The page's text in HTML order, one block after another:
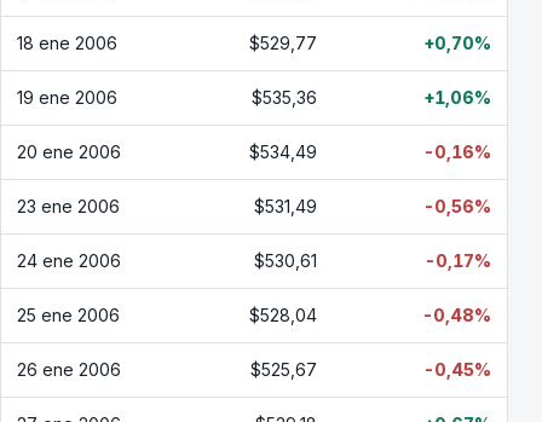
18 ene 2006 $529,77 +0,70%
19 ene 2006 $535,36 +1,06%
20 ene 2006 $534,49 -0,16%
23 ene 2006 $531,49 -0,56%
24 ene 2006 $530,61 -0,17%
25 ene 2006 $528,04 -0,48%
26 ene 2006 $525,67 -0,45%